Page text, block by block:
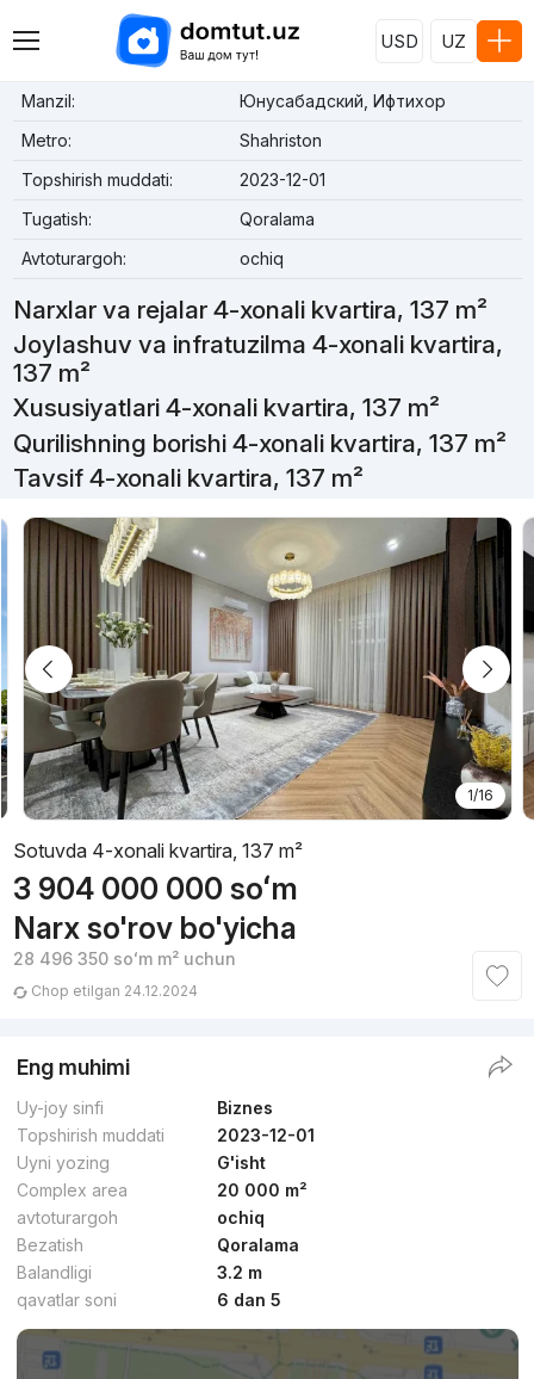
USD UZ
Manzil:
Юнусабадский, Ифтихор
Metro:
Shahriston
Topshirish muddati:
2023-12-01
Tugatish:
Qoralama
Avtoturargoh:
ochiq
Narxlar va rejalar 4-xonali kvartira, 137 m²
Joylashuv va infratuzilma 4-xonali kvartira,
137 m²
Xususiyatlari 4-xonali kvartira, 137 m²
Qurilishning borishi 4-xonali kvartira, 137 m²
Tavsif 4-xonali kvartira, 137 m²
1/16
Sotuvda 4-xonali kvartira, 137 m²
3 904 000 000 soʻm
Narx so'rov bo'yicha
28 496 350 soʻmm² uchun
Chop etilgan 24.12.2024
Eng muhimi
Uy-joy sinfi
Biznes
Topshirish muddati
2023-12-01
Uyni yozing
G'isht
Complex area
20 000 m²
avtoturargoh
ochiq
Bezatish
Qoralama
Balandligi
3.2 m
qavatlar soni
6 dan 5